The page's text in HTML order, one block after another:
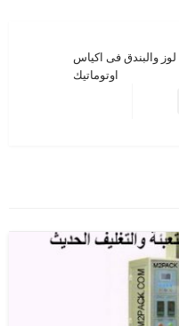
لوز والبندق فى اكياس
اوتوماتيك